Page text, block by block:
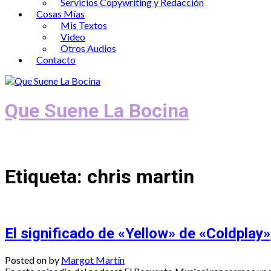
Cosas Mías
Mis Textos
Video
Otros Audios
Contacto
Que Suene La Bocina
Etiqueta: chris martin
El significado de «Yellow» de «Coldplay»
Posted on by Margot Martín